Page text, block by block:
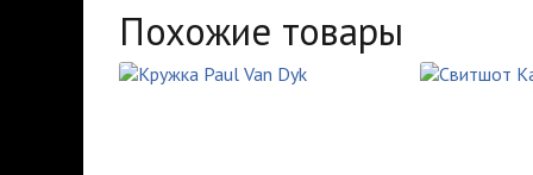
Похожие товары